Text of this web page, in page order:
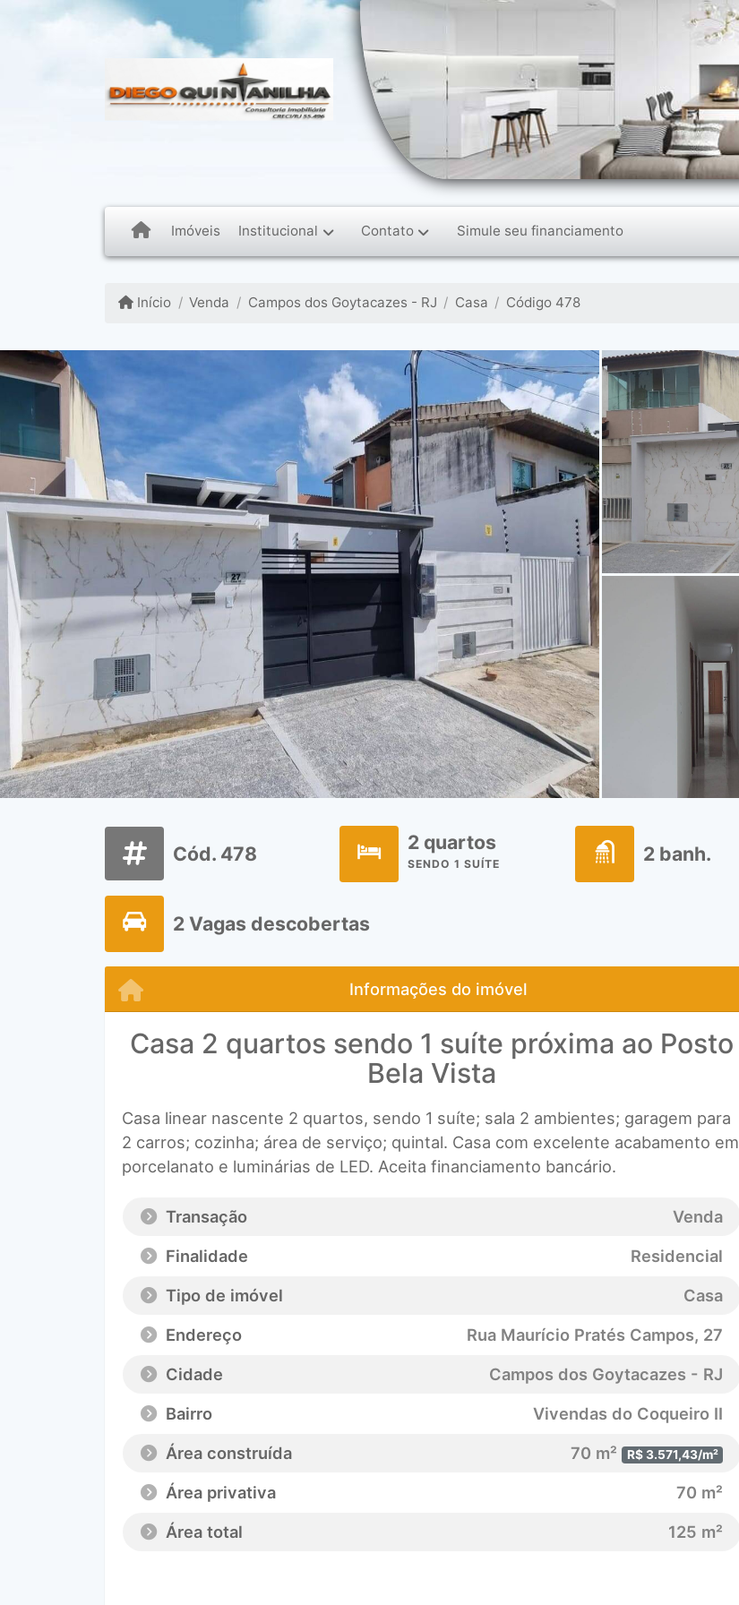
Imóveis Institucional Contato Simule seu financiamento
Início Venda Campos dos Goytacazes - RJ Casa Código 478
Cód. 478 2 quartos
SENDO 1 SUÍTE 2 banh.
2 Vagas descobertas
Informações do imóvel
Casa 2 quartos sendo 1 suíte próxima ao Posto
Bela Vista
Casa linear nascente 2 quartos, sendo 1 suíte; sala 2 ambientes; garagem para
2 carros; cozinha; área de serviço; quintal. Casa com excelente acabamento em
porcelanato e luminárias de LED. Aceita financiamento bancário.
Transação
Venda
Finalidade
Residencial
Tipo de imóvel
Casa
Endereço
Rua Maurício Pratés Campos, 27
Cidade
Campos dos Goytacazes - RJ
Bairro
Vivendas do Coqueiro II
Área construída
70 m² R$ 3.571,43/m²
Área privativa
70 m²
Área total
125 m²